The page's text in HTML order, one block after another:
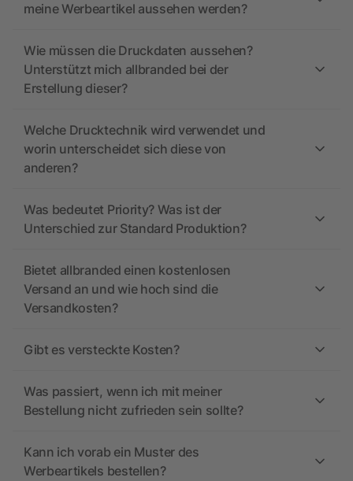
meine Werbeartikel aussehen werden?
Wie müssen die Druckdaten aussehen?
Unterstützt mich allbranded bei der
Erstellung dieser?
Welche Drucktechnik wird verwendet und
worin unterscheidet sich diese von
anderen?
Was bedeutet Priority? Was ist der
Unterschied zur Standard Produktion?
Bietet allbranded einen kostenlosen
Versand an und wie hoch sind die
Versandkosten?
Gibt es versteckte Kosten?
Was passiert, wenn ich mit meiner
Bestellung nicht zufrieden sein sollte?
Kann ich vorab ein Muster des
Werbeartikels bestellen?